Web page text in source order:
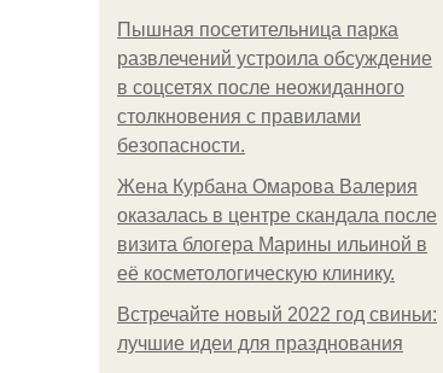
Пышная посетительница парка
развлечений устроила обсуждение
в соцсетях после неожиданного
столкновения с правилами
безопасности.
Жена Курбана Омарова Валерия
оказалась в центре скандала после
визита блогера Марины ильиной в
её косметологическую клинику.
Встречайте новый 2022 год свиньи:
лучшие идеи для празднования